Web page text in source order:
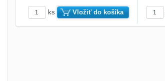
ks Vložiť do košíka